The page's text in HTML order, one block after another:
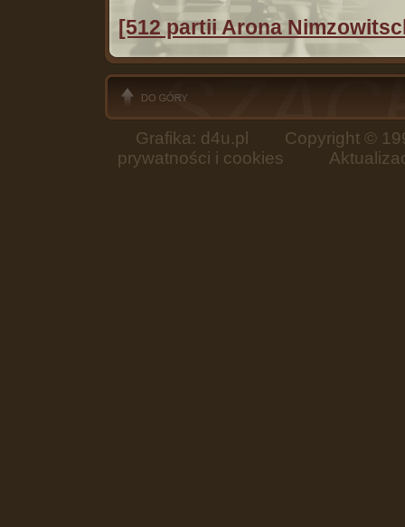
[512 partii Arona
Grafika: d4u.pl
Copyright ©
prywatności i cookies